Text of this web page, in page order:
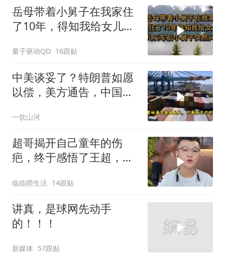
岳母带着小舅子在我家住
了10年，得知我给女儿买
量子驱动QD 16跟贴
中美谈妥了？特朗普如愿
以偿，美方通告，中国增
一饮山河
超哥揭开自己童年的伤
疤，终于感悟了王超，他
临临唠生活 14跟贴
讲真，是球网先动手
的！！！
新媒体 57跟贴